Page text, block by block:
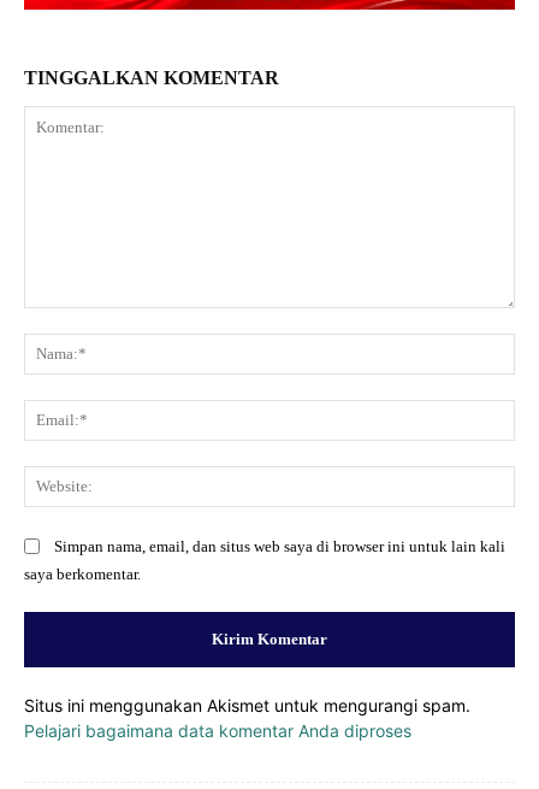
TINGGALKAN KOMENTAR
Simpan nama, email, dan situs web saya di browser ini untuk lain kali
saya berkomentar.
Situs ini menggunakan Akismet untuk mengurangi spam.
Pelajari bagaimana data komentar Anda diproses